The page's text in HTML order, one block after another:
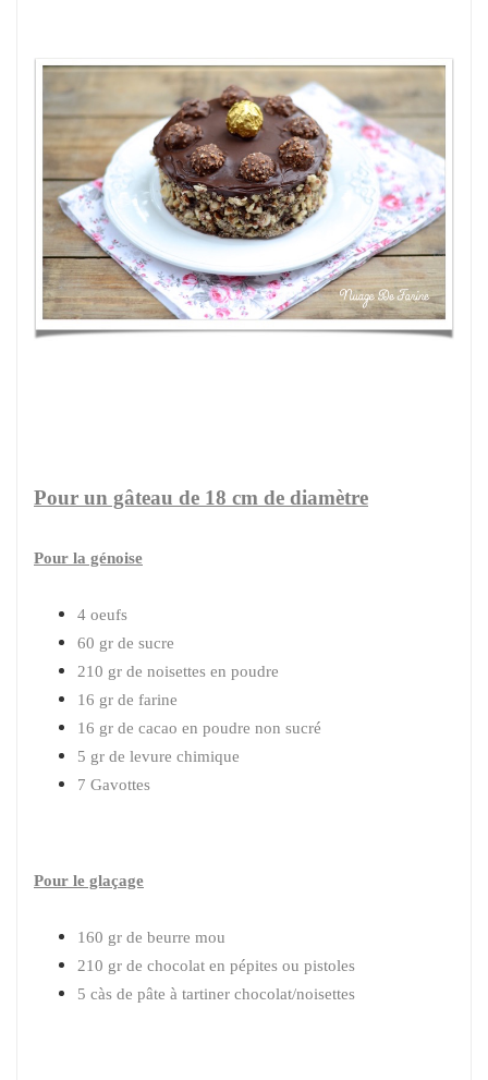
Pour un gâteau de 18 cm de diamètre
Pour la génoise
4 oeufs
60 gr de sucre
210 gr de noisettes en poudre
16 gr de farine
16 gr de cacao en poudre non sucré
5 gr de levure chimique
7 Gavottes
Pour le glaçage
160 gr de beurre mou
210 gr de chocolat en pépites ou pistoles
5 càs de pâte à tartiner chocolat/noisettes